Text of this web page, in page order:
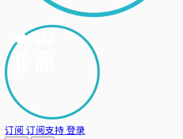
订阅 订阅支持登录